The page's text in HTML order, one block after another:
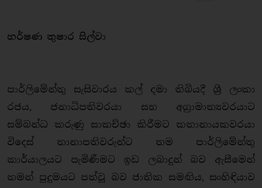
හර්ෂණ තුෂාර සිල්වා
පාර්ලිමේන්තු සැසිවාරය කල් දමා තිබියදී ශ්‍රී ලංකා
රජය, ජනාධිපතිවරයා සහ අග්‍රාමාත්‍යවරයාට
සම්බන්ධ කරුණු සාකච්ඡා කිරීමට කතානායකවරයා
විදෙස් තානාපතිවරුන්ට තම පාර්ලිමේන්තු
කාර්යාලයට පැමිණීමට ඉඩ ලබාදුන් බව ඇසීමෙන්
තමන් පුදුමයට පත්වූ බව ජාතික සමඟිය, සංහිඳියාව